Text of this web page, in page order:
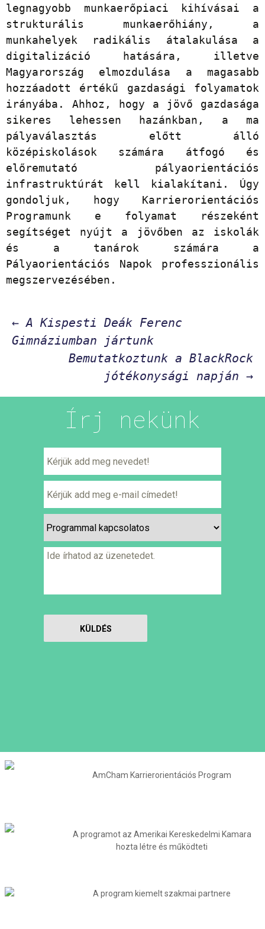
legnagyobb munkaerőpiaci kihívásai a
strukturális munkaerőhiány, a
munkahelyek radikális átalakulása a
digitalizáció hatására, illetve
Magyarország elmozdulása a magasabb
hozzáadott értékű gazdasági folyamatok
irányába. Ahhoz, hogy a jövő gazdasága
sikeres lehessen hazánkban, a ma
pályaválasztás előtt álló
középiskolások számára átfogó és
előremutató pályaorientációs
infrastruktúrát kell kialakítani. Úgy
gondoljuk, hogy Karrierorientációs
Programunk e folyamat részeként
segítséget nyújt a jövőben az iskolák
és a tanárok számára a
Pályaorientációs Napok professzionális
megszervezésében.
Bejegyzés
navigáció
← A Kispesti Deák Ferenc
Gimnáziumban jártunk
Bemutatkoztunk a BlackRock
jótékonysági napján →
Írj nekünk
AmCham Karrierorientációs Program
A programot az Amerikai Kereskedelmi Kamara
hozta létre és működteti
A program kiemelt szakmai partnere